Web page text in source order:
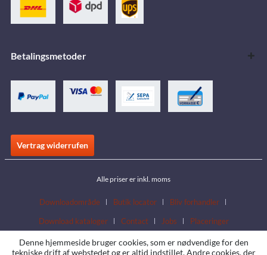
Betalingsmetoder
Vertrag widerrufen
Alle priser er inkl. moms
Downloadområde Butik locator
Bliv forhandler
Download kataloger
Contact Jobs Placeringer
Denne hjemmeside bruger cookies, som er nødvendige for den
tekniske drift af webstedet og er altid indstillet. Andre cookies, der